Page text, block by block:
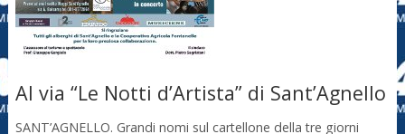
Al via “Le Notti d’Artista” di Sant’Agnello
SANT’AGNELLO. Grandi nomi sul cartellone della tre giorni